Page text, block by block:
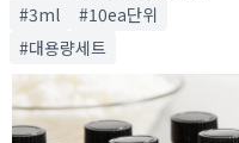
#3ml
#10ea단위
#대용량세트